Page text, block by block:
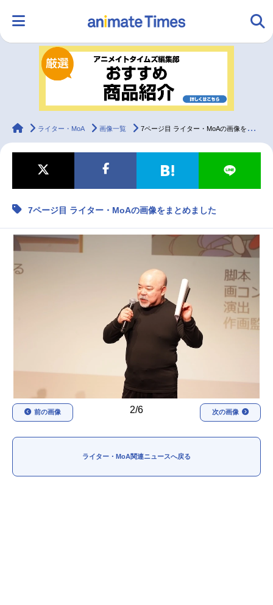
ランキング アニメ
ラジオ みんなの声
マンガ・ラノベ ゲーム・アプリ 音楽 コスプレ
配信・Vtuber トレンド
最新記事一覧
アニメ記事一覧 声優記事一覧
実写化映画一覧
夏アニメ
秋アニメ 冬アニメ
男性声優/女性声優一覧
animateTimes
ライター・MoA 画像一覧 7ページ目 ライター・MoAの画像をまとめました
7ページ目 ライター・MoAの画像をまとめました
2/6
前の画像 次の画像
ライター・MoA関連ニュースへ戻る